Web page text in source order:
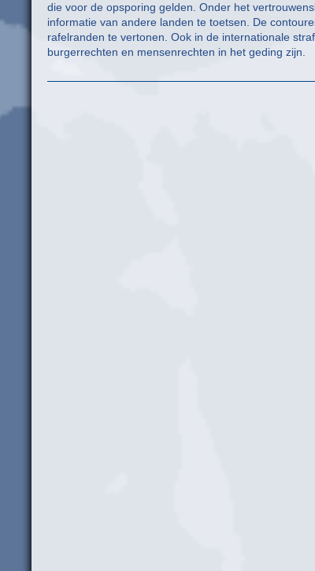
die voor de opsporing gelden. Onder het
informatie van andere landen te toetsen. De
rafelranden te vertonen. Ook in de internationale
burgerrechten en mensenrechten in het geding zijn.